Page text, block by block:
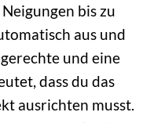
bis zu
aus und
und eine
dass du das
ausrichten musst.